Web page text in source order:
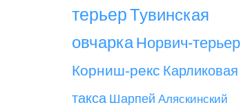
терьерТувинская
овчарка Норвич-терьер
Корниш-рекс Карликовая
такса Шарпей Аляскинский